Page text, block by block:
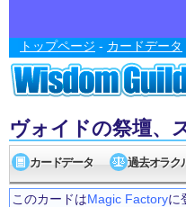
トップページ - カードデータ
ヴォイドの祭壇、
カードデータ 過去オラク
このカードはMagic Factoryに